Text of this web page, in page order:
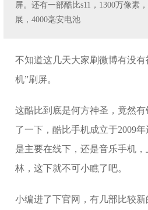
屏。还有一部酷比s11，1300万像素
展，4000毫安电池
不知道这几天大家刷微博有没
机”刷屏。
这酷比到底是何方神圣，竟然
了一下，酷比手机成立于2009
是主要在线下，还是音乐手机
林，这下就不可小瞧了吧。
小编进了下官网，有几部比较